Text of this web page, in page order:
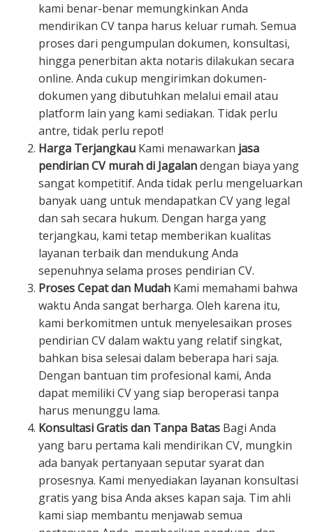
kami benar-benar memungkinkan Anda
mendirikan CV tanpa harus keluar rumah. Semua
proses dari pengumpulan dokumen, konsultasi,
hingga penerbitan akta notaris dilakukan secara
online. Anda cukup mengirimkan dokumen-
dokumen yang dibutuhkan melalui email atau
platform lain yang kami sediakan. Tidak perlu
antre, tidak perlu repot!
Harga Terjangkau Kami menawarkan jasa
pendirian CV murah di Jagalandengan biaya yang
sangat kompetitif. Anda tidak perlu mengeluarkan
banyak uang untuk mendapatkan CV yang legal
dan sah secara hukum. Dengan harga yang
terjangkau, kami tetap memberikan kualitas
layanan terbaik dan mendukung Anda
sepenuhnya selama proses pendirian CV.
Proses Cepat dan Mudah Kami memahami bahwa
waktu Anda sangat berharga. Oleh karena itu,
kami berkomitmen untuk menyelesaikan proses
pendirian CV dalam waktu yang relatif singkat,
bahkan bisa selesai dalam beberapa hari saja.
Dengan bantuan tim profesional kami, Anda
dapat memiliki CV yang siap beroperasi tanpa
harus menunggu lama.
Konsultasi Gratis dan Tanpa Batas Bagi Anda
yang baru pertama kali mendirikan CV, mungkin
ada banyak pertanyaan seputar syarat dan
prosesnya. Kami menyediakan layanan konsultasi
gratis yang bisa Anda akses kapan saja. Tim ahli
kami siap membantu menjawab semua